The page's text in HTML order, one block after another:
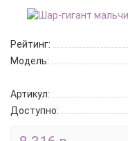
Рейтинг:
Модель:
Артикул:
Доступно: